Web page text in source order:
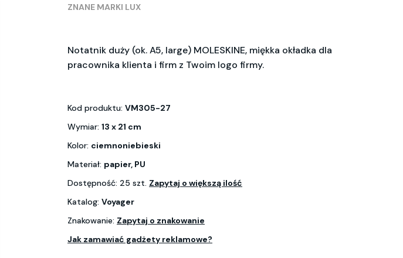
ZNANE MARKI LUX
Notatnik duży (ok. A5, large) MOLESKINE, miękka okładka dla
pracownika klienta i firm z Twoim logo firmy.
Kod produktu: VM305-27
Wymiar: 13 x 21 cm
Kolor: ciemnoniebieski
Materiał: papier, PU
Dostępność: 25 szt. Zapytaj o większą ilość
Katalog: Voyager
Znakowanie: Zapytaj o znakowanie
Jak zamawiać gadżety reklamowe?